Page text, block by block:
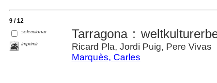
9 / 12
seleccionar
imprimir
Tarragona :
Ricard Pla, Jordi Puig, Pere Vivas
Marquès, Carles